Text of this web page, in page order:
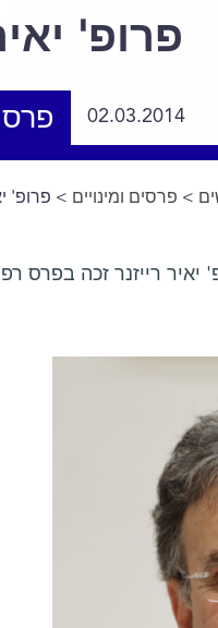
פרופ'
02.03.2014
> פרסים ומינויים > פרופ'
יאיר רייזנר זכה בפרס